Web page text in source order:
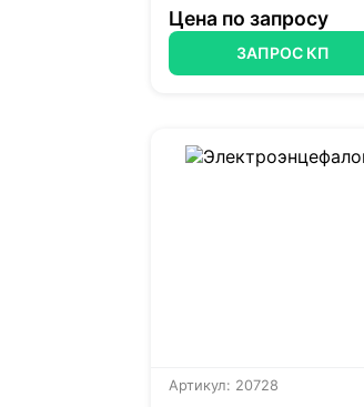
Цена по запросу
ЗАПРОС КП
Артикул: 20728